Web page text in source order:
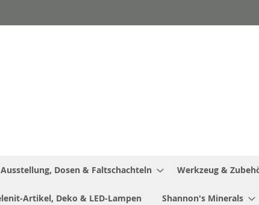
Ausstellung, Dosen & Faltschachteln Werkzeug &
Artikel, Deko & LED-Lampen Shannon's Minerals